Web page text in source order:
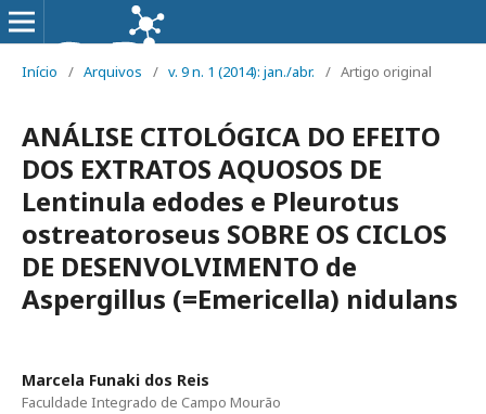
Início / Arquivos / v. 9 n. 1 (2014): jan./abr. / Artigo original
ANÁLISE CITOLÓGICA DO EFEITO
DOS EXTRATOS AQUOSOS DE
Lentinula edodes e Pleurotus
ostreatoroseus SOBRE OS CICLOS
DE DESENVOLVIMENTO de
Aspergillus (=Emericella) nidulans
Marcela Funaki dos Reis
Faculdade Integrado de Campo Mourão